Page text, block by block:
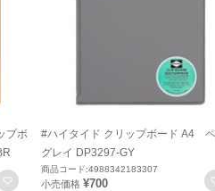
プボ
お気に入りに登録
#ハイタイド クリップボード A4
グレイ DP3297-GY
商品コード:4988342183307
小売価格 ¥700